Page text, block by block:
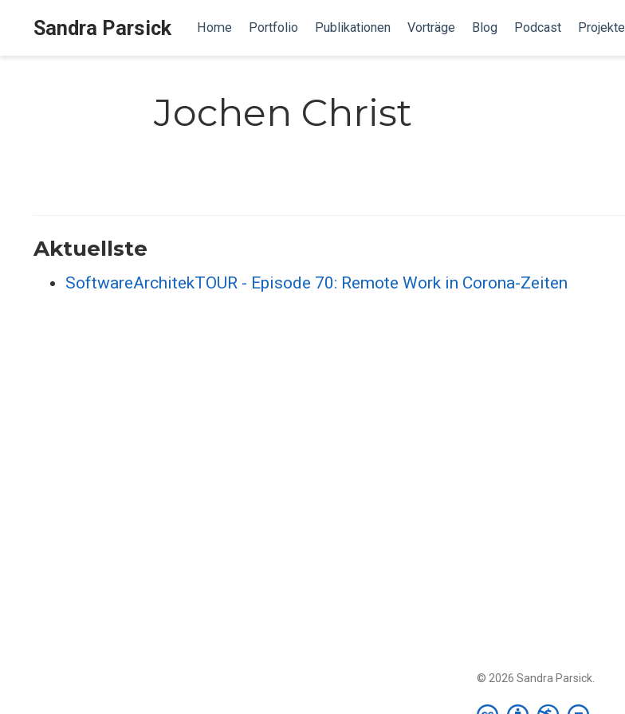
Sandra Parsick Home Portfolio Publikationen Vorträge Blog Podcast Projekte
Jochen Christ
Aktuellste
SoftwareArchitekTOUR - Episode 70: Remote Work in Corona-Zeiten
© 2026 Sandra Parsick.